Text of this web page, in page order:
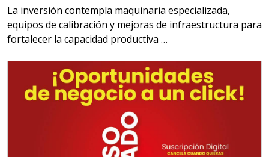
La inversión contempla maquinaria especializada,
equipos de calibración y mejoras de infraestructura para
fortalecer la capacidad productiva …